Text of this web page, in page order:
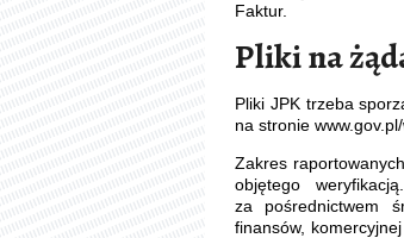
Faktur.
Pliki na
Pliki JPK trzeba
na stronie
Zakres
objętego
za pośrednictwem
finansów,